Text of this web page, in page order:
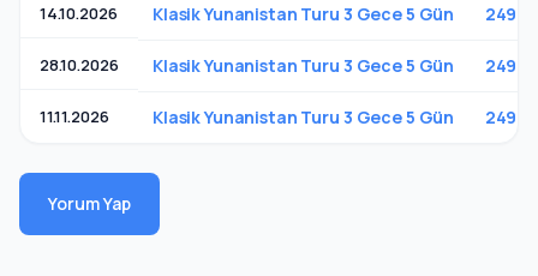
14.10.2026 Klasik Yunanistan Turu 3 Gece 5 Gün 249 €
28.10.2026 Klasik Yunanistan Turu 3 Gece 5 Gün 249 €
11.11.2026 Klasik Yunanistan Turu 3 Gece 5 Gün 249 €
Yorum Yap